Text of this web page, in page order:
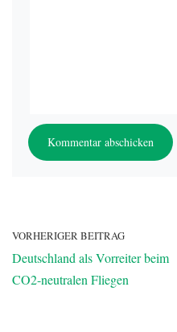
VORHERIGER BEITRAG
Deutschland als Vorreiter beim
CO2-neutralen Fliegen